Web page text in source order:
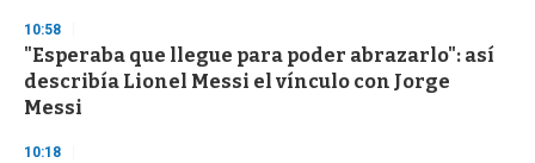
d
s
10:58
"Esperaba que llegue para poder abrazarlo": así
describía Lionel Messi el vínculo con Jorge
Messi
10:18